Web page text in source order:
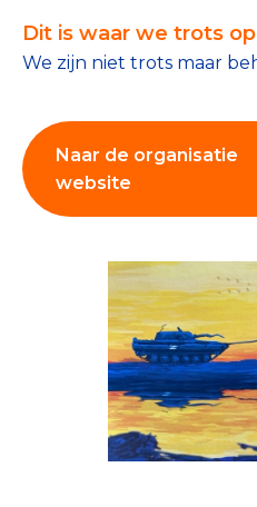
Data &
CBF-publicaties
State of the Sector
Het Nederlandse
Contact &
Check keurmerk
Dit is waar we trots
We zijn niet trots maar
Naar de organisatie
website